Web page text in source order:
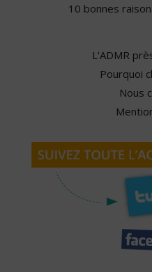
10 bonnes
L'ADMR
Pourquoi
Nous